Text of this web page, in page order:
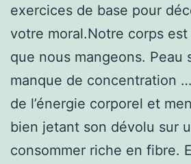
exercices de base pour
votre moral.Notre corps
que nous mangeons. Peau
manque de concentration
de l’énergie corporel et
bien jetant son dévolu sur
consommer riche en fibre.